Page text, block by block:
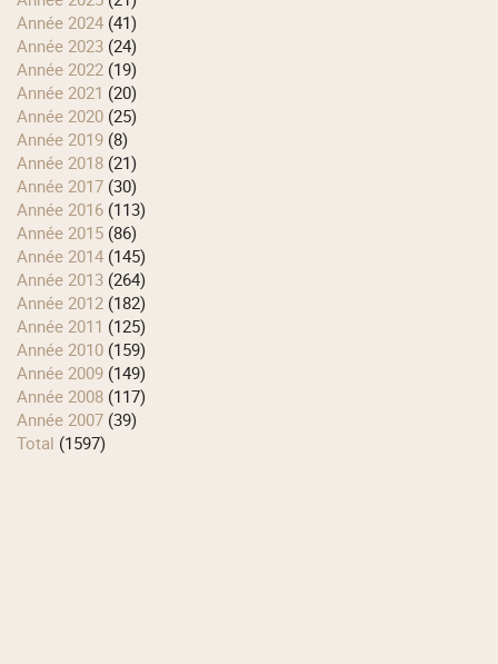
année 2024 (41)
année 2023 (24)
année 2022 (19)
année 2021 (20)
année 2020 (25)
année 2019 (8)
année 2018 (21)
année 2017 (30)
année 2016 (113)
année 2015 (86)
année 2014 (145)
année 2013 (264)
année 2012 (182)
année 2011 (125)
année 2010 (159)
année 2009 (149)
année 2008 (117)
année 2007 (39)
total (1597)